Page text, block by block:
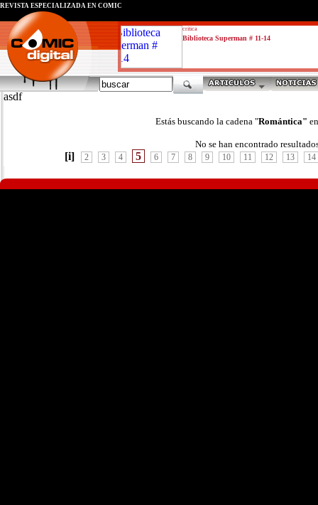
critica
Biblioteca Superman # 11-14
REVISTA ESPECIALIZADA EN CÓMIC
asdf
Estás buscando la cadena "Romántica"
No se han encontrado
[i] 2 3 4 5 6 7 8 9 10 11 12 13 14